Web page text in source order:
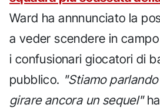
Ward ha annnunciato la
a veder scendere in
i confusionari giocatori di
pubblico. "Stiamo
girare ancora un sequel"